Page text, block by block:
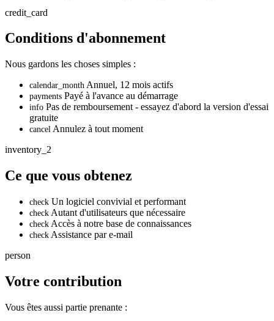
credit_card
Conditions d'abonnement
Nous gardons les choses simples :
calendar_month Annuel, 12 mois actifs
payments Payé à l'avance au démarrage
info Pas de remboursement - essayez d'abord la version d'essai
gratuite
cancel Annulez à tout moment
inventory_2
Ce que vous obtenez
check Un logiciel convivial et performant
check Autant d'utilisateurs que nécessaire
check Accès à notre base de connaissances
check Assistance par e-mail
person
Votre contribution
Vous êtes aussi partie prenante :